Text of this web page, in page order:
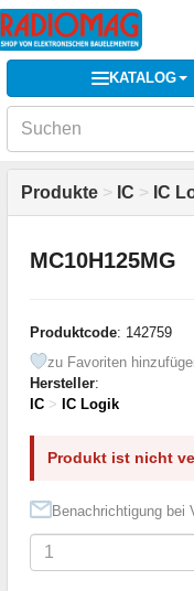
KATALOG
Produkte > IC > IC
MC10H125MG
Produktcode: 142759
zu Favoriten
Hersteller:
IC > IC Logik
Produkt ist nicht
Benachrichtigung bei